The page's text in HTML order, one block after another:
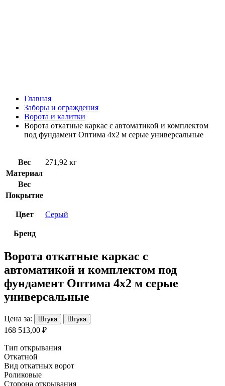
Главная
Заборы и ограждения
Ворота и калитки
Ворота откатные каркас с автоматикой и комплектом
под фундамент Оптима 4х2 м серые универсальные
Вес
271,92 кг
Материал
Вес
Покрытие
Цвет Серый
Бренд
Ворота откатные каркас с
автоматикой и комплектом под
фундамент Оптима 4х2 м серые
универсальные
Цена за: Штука Штука
168 513,00 ₽
Тип открывания
Откатной
Вид откатных ворот
Роликовые
Сторона открывания